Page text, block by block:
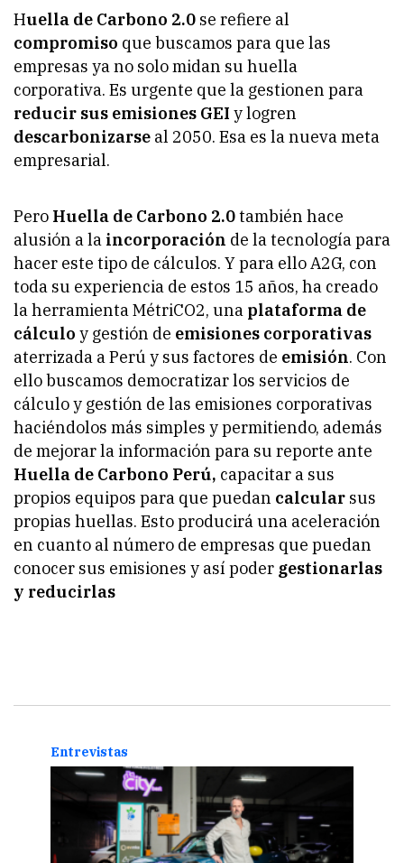
Huella de Carbono 2.0 se refiere al
compromiso que buscamos para que las
empresas ya no solo midan su huella
corporativa. Es urgente que la gestionen para
reducir sus emisiones GEI y logren
descarbonizarse al 2050. Esa es la nueva meta
empresarial.
Pero Huella de Carbono 2.0también hace
alusión a la incorporación de la tecnología para
hacer este tipo de cálculos. Y para ello A2G, con
toda su experiencia de estos 15 años, ha creado
la herramienta MétriCO2, una plataforma de
cálculo y gestión de emisiones corporativas
aterrizada a Perú y sus factores de emisión. Con
ello buscamos democratizar los servicios de
cálculo y gestión de las emisiones corporativas
haciéndolos más simples y permitiendo, además
de mejorar la información para su reporte ante
Huella de Carbono Perú, capacitar a sus
propios equipos para que puedan calcular sus
propias huellas. Esto producirá una aceleración
en cuanto al número de empresas que puedan
conocer sus emisiones y así poder gestionarlas
y reducirlas
Entrevistas